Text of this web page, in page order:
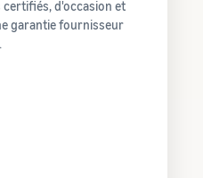
d'occasion et
garantie fournisseur